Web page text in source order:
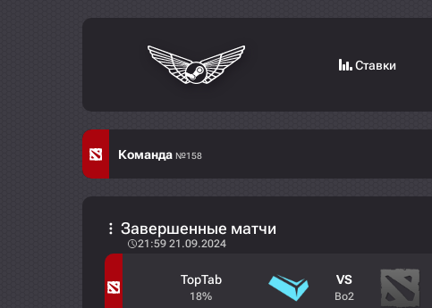
Ставки
Команда №158
Завершенные матчи
21:59 21.09.2024
TopTab
18%
VS
Bo2